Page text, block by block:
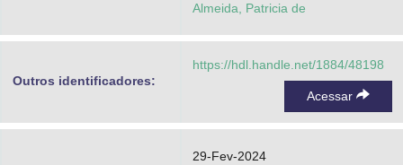
Almeida, Patricia de
Outros identificadores:
https://hdl.handle.net/1884/48198
Acessar
29-Fev-2024